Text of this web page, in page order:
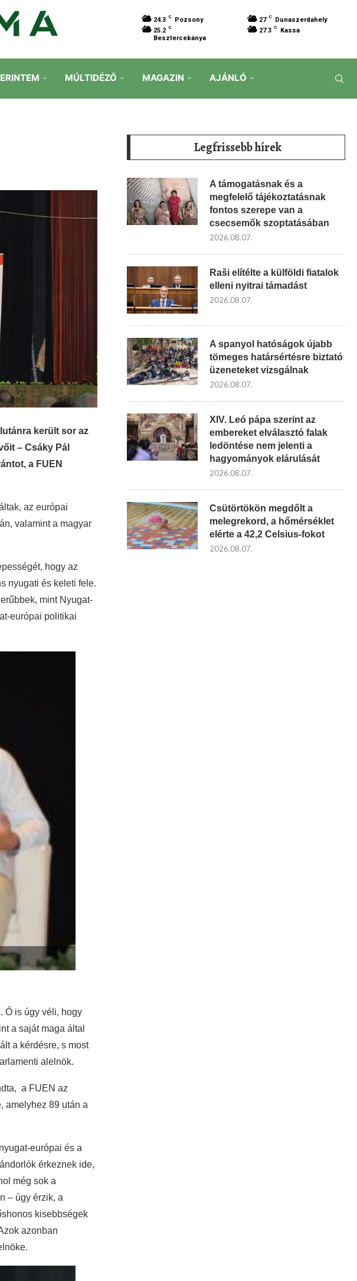
24.3 C Pozsony 27 C
Dunaszerdahely
25.2 C
Besztercebánya
27.3 C Kassa
MÚLTIDÉZŐ MAGAZIN AJÁNLÓ
került sor az
– Csáky Pál
a FUEN
az európai
valamint a magyar
hogy az
nyugati és keleti fele.
mint Nyugat-
európai politikai
Ő is úgy véli, hogy
a saját maga által
a kérdésre, s most
alelnök.
a FUEN az
amelyhez 89 után a
európai és a
érkeznek ide,
még sok a
– úgy érzik, a
kisebbségek
azonban
Legfrissebb hírek
A támogatásnak és a
megfelelő tájékoztatásnak
fontos szerepe van a
csecsemők szoptatásában
2026.08.07.
Raši elítélte a külföldi fiatalok
elleni nyitrai támadást
2026.08.07.
A spanyol hatóságok újabb
tömeges határsértésre biztató
üzeneteket vizsgálnak
2026.08.07.
XIV. Leó pápa szerint az
embereket elválasztó falak
ledöntése nem jelenti a
hagyományok elárulását
2026.08.07.
Csütörtökön megdőlt a
melegrekord, a hőmérséklet
elérte a 42,2 Celsius-fokot
2026.08.07.